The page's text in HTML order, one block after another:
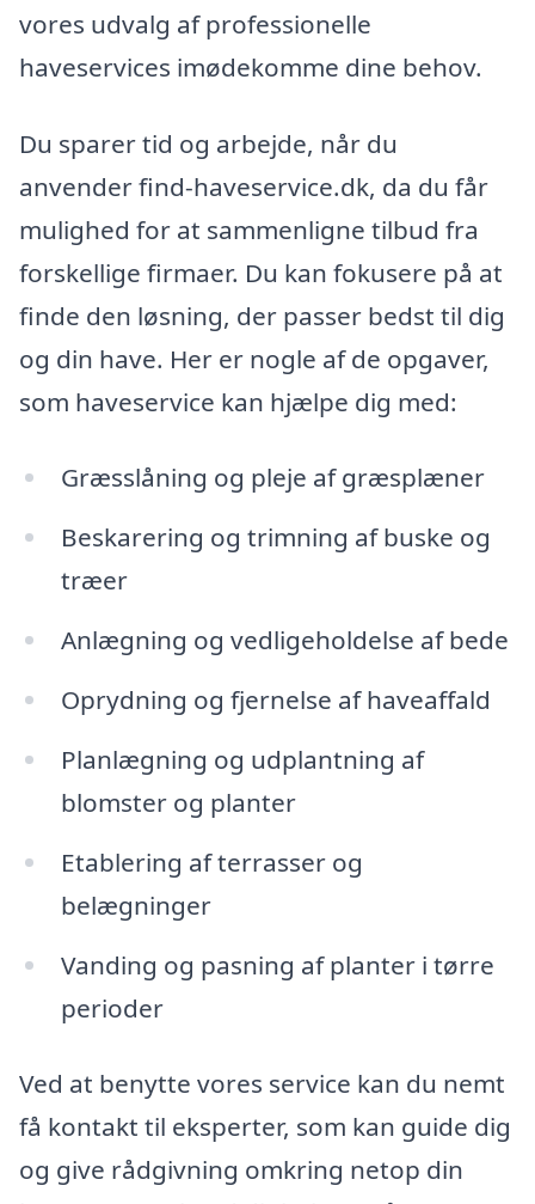
vores udvalg af professionelle
haveservices imødekomme dine behov.
Du sparer tid og arbejde, når du
anvender find-haveservice.dk, da du får
mulighed for at sammenligne tilbud fra
forskellige firmaer. Du kan fokusere på at
finde den løsning, der passer bedst til dig
og din have. Her er nogle af de opgaver,
som haveservice kan hjælpe dig med:
Græsslåning og pleje af græsplæner
Beskarering og trimning af buske og
træer
Anlægning og vedligeholdelse af bede
Oprydning og fjernelse af haveaffald
Planlægning og udplantning af
blomster og planter
Etablering af terrasser og
belægninger
Vanding og pasning af planter i tørre
perioder
Ved at benytte vores service kan du nemt
få kontakt til eksperter, som kan guide dig
og give rådgivning omkring netop din